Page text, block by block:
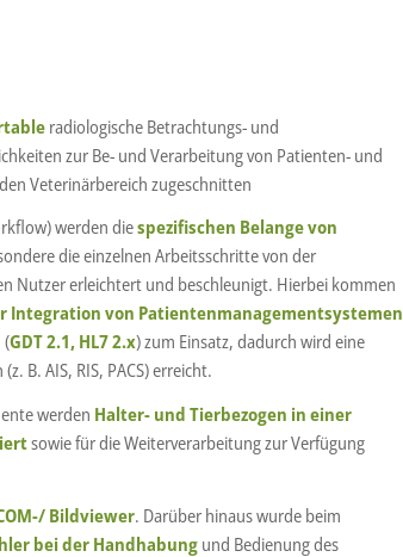
radiologische Betrachtungs- und
zur Be- und Verarbeitung von Patienten- und
Veterinärbereich zugeschnitten
werden diespezifischen Belange von
die einzelnen Arbeitsschritte von der
Nutzer erleichtert und beschleunigt. Hierbei kommen
Integration von Patientenmanagementsystemen
(GDT 2.1, HL7 2.x) zum Einsatz, dadurch wird eine
B. AIS, RIS, PACS) erreicht.
werden Halter- und Tierbezogen in einer
sowie für die Weiterverarbeitung zur Verfügung
Bildviewer. Darüber hinaus wurde beim
bei der Handhabungund Bedienung des